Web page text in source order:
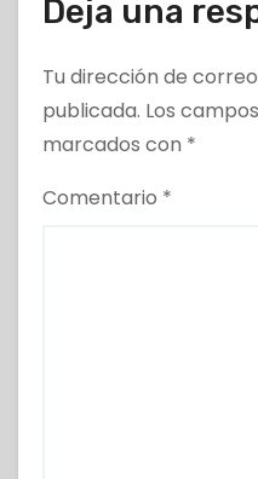
Deja una
Tu dirección de
publicada. Los
marcados con *
Comentario *